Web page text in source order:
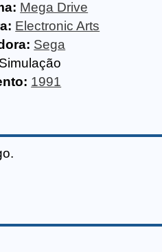
Mega Drive
Electronic Arts
Sega
1991